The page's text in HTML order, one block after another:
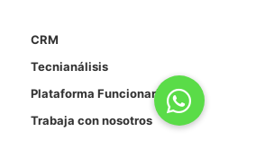
CRM
Tecnianálisis
Plataforma Funcionarios
Trabaja con nosotros